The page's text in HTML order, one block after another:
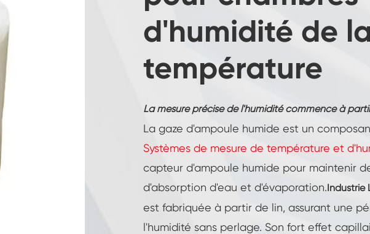
Chambre d'essai haute basse température
Température constante Humidité Chambre
Chambre d'essai de batteries
Chambre d'humidité thermique
Chambre climatique CO2
Machine d'essai de stabilité thermique
d'humidité de
température
La mesure précise de l'humidité commence à
La gaze d'ampoule humide est un
Systèmes de mesure de température et
capteur d'ampoule humide pour maintenir
d'absorption d'eau et d'évaporation.Industrie
est fabriquée à partir de lin, assurant une
l'humidité sans perlage. Son fort effet